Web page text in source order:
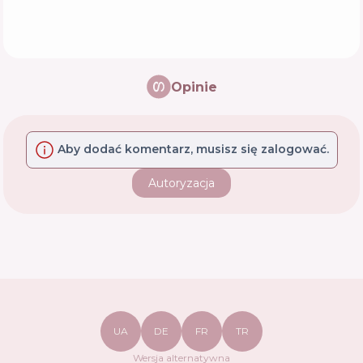
Opinie
Aby dodać komentarz, musisz się zalogować.
Autoryzacja
UA DE FR TR
Wersja alternatywna